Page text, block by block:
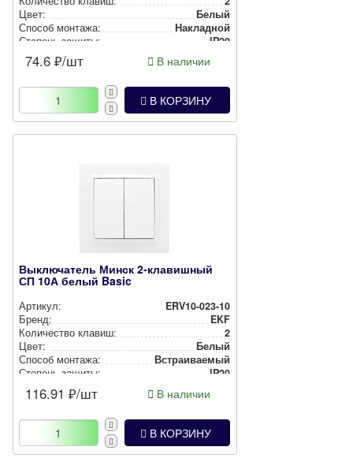
Цвет:
Белый
Способ монтажа:
Накладной
Степень защиты:
IP20
74.6 ₽/шт В наличии
В КОРЗИНУ
Выключатель Минск 2-клавишный
СП 10А белый Basic
Артикул:
ERV10-023-10
Бренд:
EKF
Количество клавиш:
2
Цвет:
Белый
Способ монтажа:
Встра­ива­емый
Степень защиты:
IP20
116.91 ₽/шт В наличии
В КОРЗИНУ